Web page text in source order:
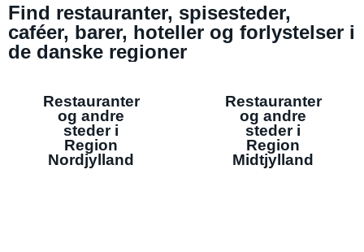
Find restauranter, spisesteder,
caféer, barer, hoteller og forlystelser i
de danske regioner
Restauranter
og andre
steder i
Region
Nordjylland
Restauranter
og andre
steder i
Region
Midtjylland